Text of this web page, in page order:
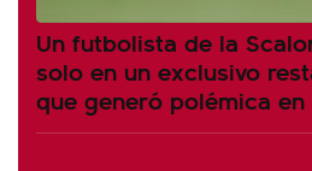
Un futbolista de la
solo en un exclusivo
que generó polémica en